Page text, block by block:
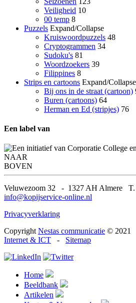
Veiligheid 10
00 temp 8
Puzzels Expand/Collapse
Kruiswoordpuzzels 48
Cryptogrammen 34
Sudoku's 81
Woordzoekers 39
Filippines 8
Strips en cartoons Expand/Collapse
Bij ons in de straat (cartoon)
Buren (cartoons) 64
Herman en Ed (stripjes) 76
Een label van
NAAR
BOVEN
Veluwezoom 32 - 1327 AH Almere T.
info@kopijservice-online.nl
Privacyverklaring
Copyright Nestas communicatie © 2021
Internet & ICT
- Sitemap
Home
Beeldbank
Artikelen